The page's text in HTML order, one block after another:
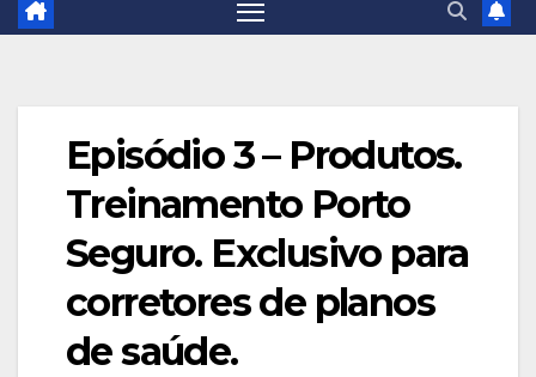
Episódio 3 – Produtos.
Treinamento Porto
Seguro. Exclusivo para
corretores de planos
de saúde.